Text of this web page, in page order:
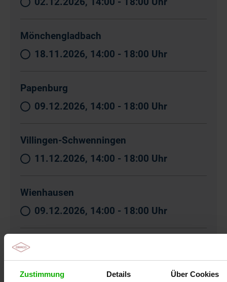
Zustimmung Details Über Cookies
Mönchengladbach
18.11.2026, 14:00 - 18:00 Uhr
Papenburg
09.12.2026, 14:00 - 18:00 Uhr
Villingen-Schwenningen
11.12.2026, 14:00 - 18:00 Uhr
Wienhausen
09.12.2026, 14:00 - 18:00 Uhr
Züssow
07.10.2026, 14:00 - 18:00 Uhr